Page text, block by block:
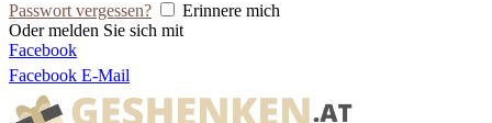
Passwort vergessen?
Erinnere mich
Oder melden Sie sich mit
Facebook
Facebook E-Mail